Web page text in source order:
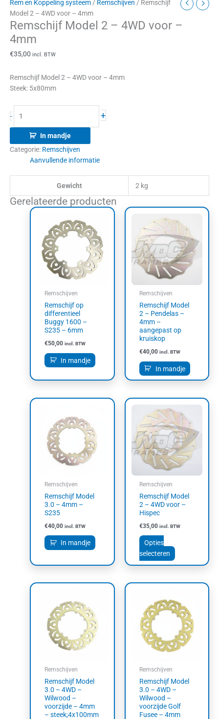
Rem en Koppeling systeem/ Remschijven / Remschijf
Model 2 – 4WD voor – 4mm
Remschijf Model 2 – 4WD voor –
4mm
€35,00 incl. BTW
Remschijf Model 2 – 4WD voor – 4mm
Steek: 5x80mm
- +
In mandje
Categorie: Remschijven
Aanvullende informatie
Gewicht 2 kg
Gerelateerde producten
Remschijven
Remschijf op
differentieel
Buggy 1600 –
S235 – 6mm
€50,00 incl. BTW
In mandje
Remschijven
Remschijf Model
2 – Pendelas –
4mm –
aangepast op
kruiskop
€40,00 incl. BTW
In mandje
Remschijven
Remschijf Model
3.0 – 4mm –
S235
€40,00 incl. BTW
In mandje
Remschijven
Remschijf Model
2 – 4WD voor –
Hispec
€35,00 incl. BTW
Opties
selecteren
product
heeft
meerdere
variaties.
Deze
optie
worden
Remschijven
Remschijf Model
3.0 – 4WD –
Wilwood –
voorzijde – 4mm
– steek;4x100mm
Remschijven
Remschijf Model
3.0 – 4WD –
Wilwood –
voorzijde Golf
Fusee – 4mm